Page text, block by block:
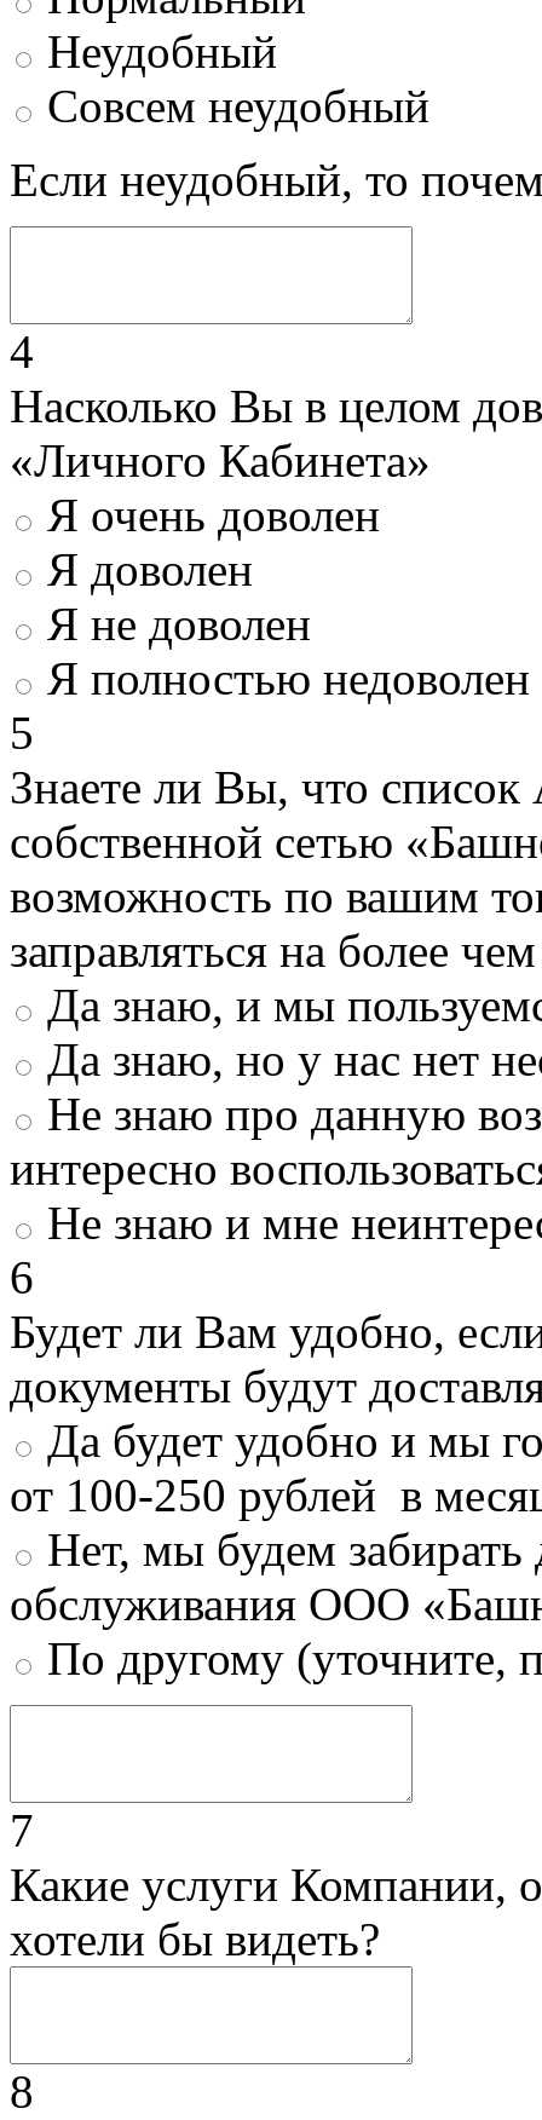
Неудобный
Совсем неудобный
Если неудобный, то
4
Насколько Вы в целом
«Личного Кабинета»
Я очень доволен
Я доволен
Я не доволен
Я полностью недоволен
5
Знаете ли Вы, что
собственной сетью
возможность по вашим
заправляться на более
Да знаю, и мы
Да знаю, но у нас нет
Не знаю про данную
интересно
Не знаю и мне
6
Будет ли Вам удобно,
документы будут
Да будет удобно и мы
от 100-250 рублей в
Нет, мы будем
обслуживания ООО
По другому (уточните,
7
Какие услуги Компании,
хотели бы видеть?
8